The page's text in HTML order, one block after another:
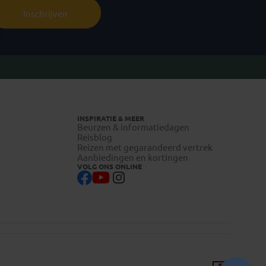
Inschrijven
INSPIRATIE & MEER
Beurzen & informatiedagen
Reisblog
Reizen met gegarandeerd vertrek
Aanbiedingen en kortingen
VOLG ONS ONLINE